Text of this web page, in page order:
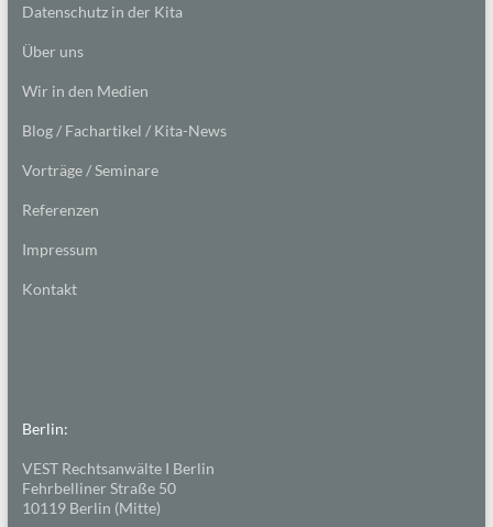
Datenschutz in der Kita
Über uns
Wir in den Medien
Blog / Fachartikel / Kita-News
Vorträge / Seminare
Referenzen
Impressum
Kontakt
Berlin:
VEST Rechtsanwälte I Berlin
Fehrbelliner Straße 50
10119 Berlin (Mitte)